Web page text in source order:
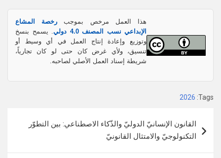
هذا العمل مرخص بموجب رخصة المشاع
الإبداعي نسب المصنف 4.0 دولي
. يسمح بنسخ
وتوزيع وإعادة إنتاج العمل في أي وسيط أو
تنسيق، ولأي غرض كان حتى لو كان تجارياً،
شريطة إسناد العمل الأصلي لصاحبه.
Tags:
2026
المقالات
القانون الإنسانيّ الدوليّ والذّكاء الاصطناعي: بين التطوّر
التكنولوجيّ والامتثال القانونيّ